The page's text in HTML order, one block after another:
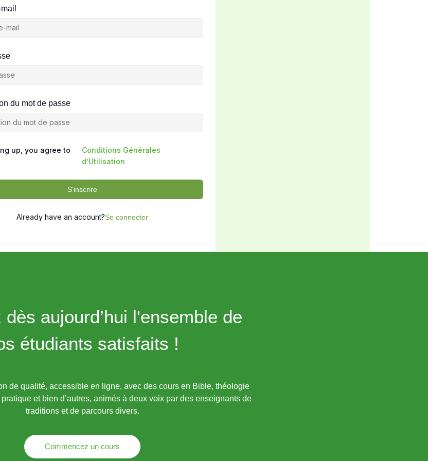
du mot de passe
up, you agree to
Conditions Générales
d’Utilisation
S’inscrire
Already have an account?Se connecter
dès aujourd’hui l'ensemble de
étudiants satisfaits !
de qualité, accessible en ligne, avec des cours en Bible, théologie
et bien d’autres, animés à deux voix par des enseignants de
traditions et de parcours divers.
Commencez un cours